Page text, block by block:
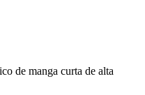
de manga curta de alta